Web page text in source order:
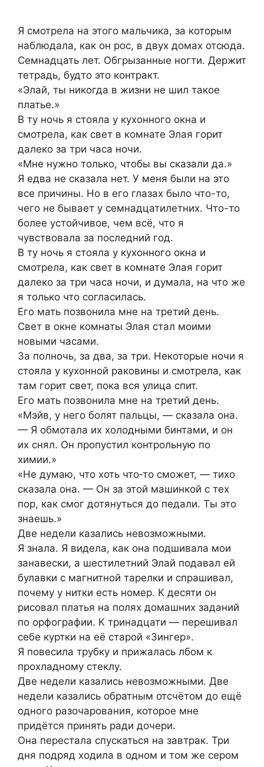
Я смотрела на этого мальчика, за которым
наблюдала, как он рос, в двух домах отсюда.
Семнадцать лет. Обгрызанные ногти. Держит
тетрадь, будто это контракт.
«Элай, ты никогда в жизни не шил такое
платье.»
В ту ночь я стояла у кухонного окна и
смотрела, как свет в комнате Элая горит
далеко за три часа ночи.
«Мне нужно только, чтобы вы сказали да.»
Я едва не сказала нет. У меня были на это
все причины. Но в его глазах было что-то,
чего не бывает у семнадцатилетних. Что-то
более устойчивое, чем всё, что я
чувствовала за последний год.
В ту ночь я стояла у кухонного окна и
смотрела, как свет в комнате Элая горит
далеко за три часа ночи, и думала, на что же
я только что согласилась.
Его мать позвонила мне на третий день.
Свет в окне комнаты Элая стал моими
новыми часами.
За полночь, за два, за три. Некоторые ночи я
стояла у кухонной раковины и смотрела, как
там горит свет, пока вся улица спит.
Его мать позвонила мне на третий день.
«Мэйв, у него болят пальцы, — сказала она.
— Я обмотала их холодными бинтами, и он
их снял. Он пропустил контрольную по
химии.»
«Не думаю, что хоть что‑то сможет, — тихо
сказала она. — Он за этой машинкой с тех
пор, как смог дотянуться до педали. Ты это
знаешь.»
Две недели казались невозможными.
Я знала. Я видела, как она подшивала мои
занавески, а шестилетний Элай подавал ей
булавки с магнитной тарелки и спрашивал,
почему у нитки есть номер. К десяти он
рисовал платья на полях домашних заданий
по орфографии. К тринадцати — перешивал
себе куртки на её старой «Зингер».
Я повесила трубку и прижалась лбом к
прохладному стеклу.
Две недели казались невозможными. Две
недели казались обратным отсчётом до ещё
одного разочарования, которое мне
придётся принять ради дочери.
Она перестала спускаться на завтрак. Три
дня подряд ходила в одном и том же сером